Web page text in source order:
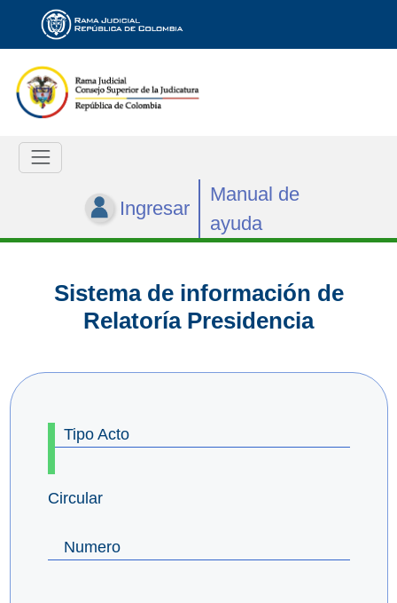
Ingresar
Manual de
ayuda
Sistema de información de
Relatoría Presidencia
Tipo Acto
Circular
Numero